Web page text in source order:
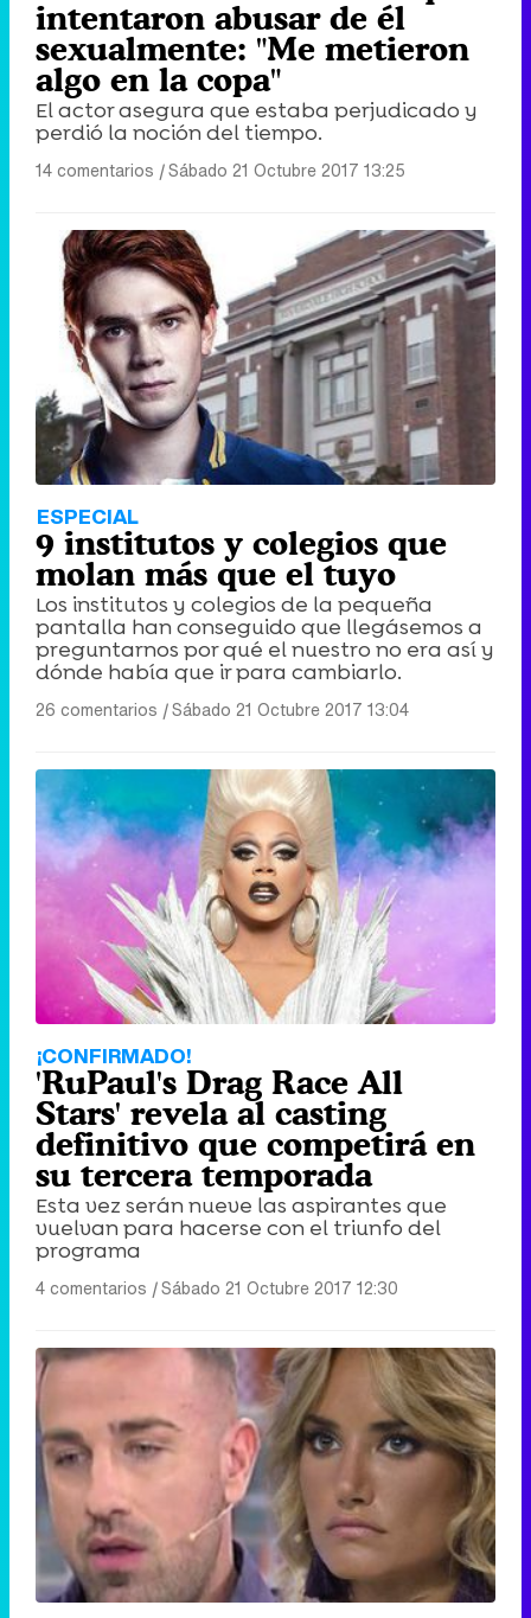
intentaron abusar de él
sexualmente: "Me metieron
algo en la copa"
El actor asegura que estaba perjudicado y
perdió la noción del tiempo.
14 comentarios |Sábado 21 Octubre 2017 13:25
ESPECIAL
9 institutos y colegios que
molan más que el tuyo
Los institutos y colegios de la pequeña
pantalla han conseguido que llegásemos a
preguntarnos por qué el nuestro no era así y
dónde había que ir para cambiarlo.
26 comentarios |Sábado 21 Octubre 2017 13:04
¡CONFIRMADO!
'RuPaul's Drag Race All
Stars' revela al casting
definitivo que competirá en
su tercera temporada
Esta vez serán nueve las aspirantes que
vuelvan para hacerse con el triunfo del
programa
4 comentarios |Sábado 21 Octubre 2017 12:30